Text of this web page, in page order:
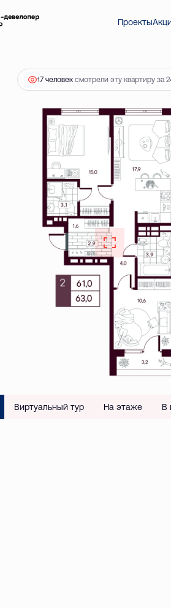
Проекты
8 216 000 ₽ от 23 534 ₽
17 человек смотрели эту квартиру за
Виртуальный тур На этаже В